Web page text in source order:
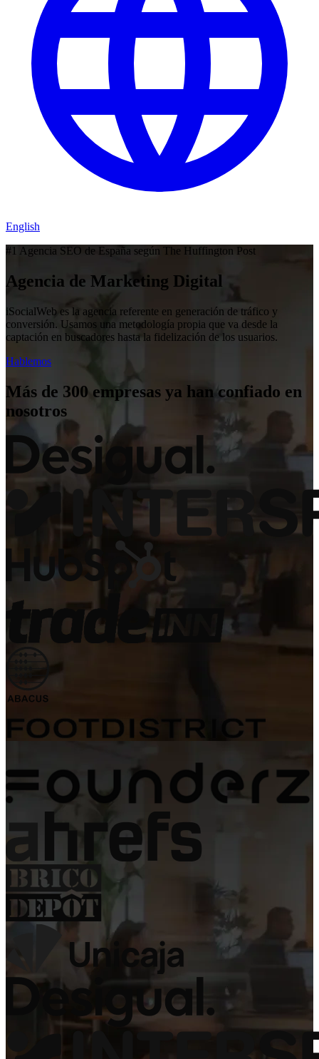
English
#1 Agencia SEO de España según The Huffington Post
Agencia de Marketing Digital
iSocialWeb es la agencia referente en generación de tráfico y
conversión. Usamos una metodología propia que va desde la
captación en buscadores hasta la fidelización de los usuarios.
Hablemos
Más de 300 empresas ya han confiado en
nosotros